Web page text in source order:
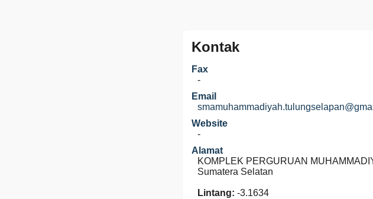
Kontak
Fax
-
Email
Website
-
Alamat
KOMPLEK PERGURUAN
Sumatera Selatan
Lintang: -3.1634